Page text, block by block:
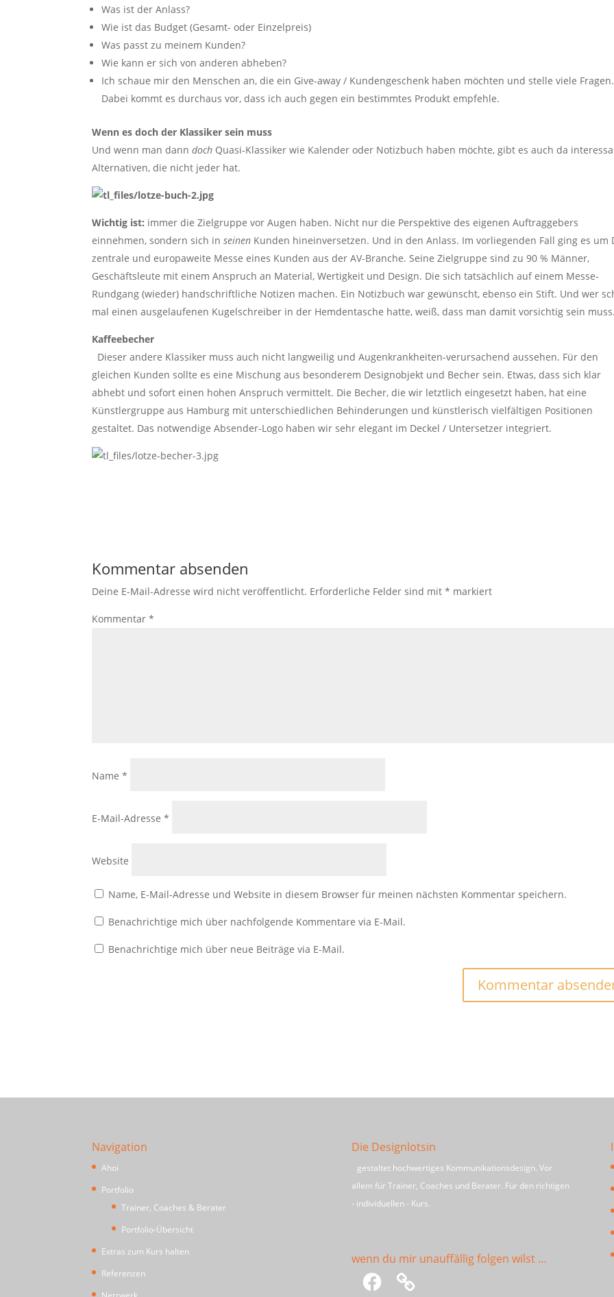
Was ist der Anlass?
Wie ist das Budget (Gesamt- oder Einzelpreis)
Was passt zu meinem Kunden?
Wie kann er sich von anderen abheben?
Ich schaue mir den Menschen an, die ein Give-away / Kundengeschenk haben möchten und stelle viele Fragen.
Dabei kommt es durchaus vor, dass ich auch gegen ein bestimmtes Produkt empfehle.
Wenn es doch der Klassiker sein muss
Und wenn man danndoch Quasi-Klassiker wie Kalender oder Notizbuch haben möchte, gibt es auch da
Alternativen, die nicht jeder hat.
Wichtig ist: immer die Zielgruppe vor Augen haben. Nicht nur die Perspektive des eigenen Auftraggebers
einnehmen, sondern sich inseinen Kunden hineinversetzen. Und in den Anlass. Im vorliegenden Fall ging es um
zentrale und europaweite Messe eines Kunden aus der AV-Branche. Seine Zielgruppe sind zu 90 % Männer,
Geschäftsleute mit einem Anspruch an Material, Wertigkeit und Design. Die sich tatsächlich auf einem Messe-
Rundgang (wieder) handschriftliche Notizen machen. Ein Notizbuch war gewünscht, ebenso ein Stift. Und wer
mal einen ausgelaufenen Kugelschreiber in der Hemdentasche hatte, weiß, dass man damit vorsichtig sein muss.
Kaffeebecher
Dieser andere Klassiker muss auch nicht langweilig und Augenkrankheiten-verursachend aussehen. Für den
gleichen Kunden sollte es eine Mischung aus besonderem Designobjekt und Becher sein. Etwas, dass sich klar
abhebt und sofort einen hohen Anspruch vermittelt. Die Becher, die wir letztlich eingesetzt haben, hat eine
Künstlergruppe aus Hamburg mit unterschiedlichen Behinderungen und künstlerisch vielfältigen Positionen
gestaltet. Das notwendige Absender-Logo haben wir sehr elegant im Deckel / Untersetzer integriert.
Kommentar absenden
Deine E-Mail-Adresse wird nicht veröffentlicht. Erforderliche Felder sind mit* markiert
Kommentar*
Name*
E-Mail-Adresse*
Website
Name, E-Mail-Adresse und Website in diesem Browser für meinen nächsten Kommentar speichern.
Benachrichtige mich über nachfolgende Kommentare via E-Mail.
Benachrichtige mich über neue Beiträge via E-Mail.
Navigation
Ahoi
Portfolio
Trainer, Coaches & Berater
Portfolio-Übersicht
Extras zum Kurs halten
Referenzen
Die Designlotsin
gestaltet hochwertiges Kommunikationsdesign. Vor
allem für Trainer, Coaches und Berater. Für den richtigen
- individuellen - Kurs.
wenn du mir unauffällig folgen wilst …
Facebook